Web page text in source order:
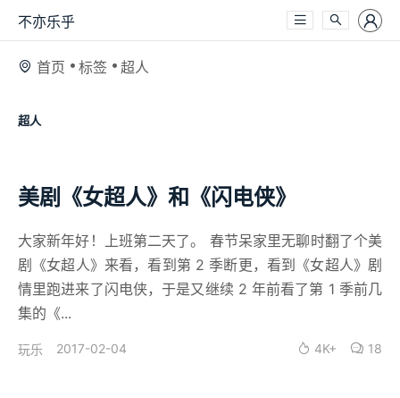
不亦乐乎
首页 标签 超人
超人
美剧《女超人》和《闪电侠》
大家新年好！上班第二天了。 春节呆家里无聊时翻了个美
剧《女超人》来看，看到第 2 季断更，看到《女超人》剧
情里跑进来了闪电侠，于是又继续 2 年前看了第 1 季前几
集的《...
玩乐 2017-02-04 4K+ 18